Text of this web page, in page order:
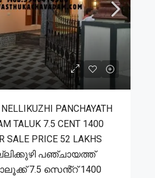
PANCHAYATH
TALUK 7.5 CENT 1400
SALE PRICE 52 LAKHS
പഞ്ചായത്ത്
7.5 സെൻ്റ് 1400